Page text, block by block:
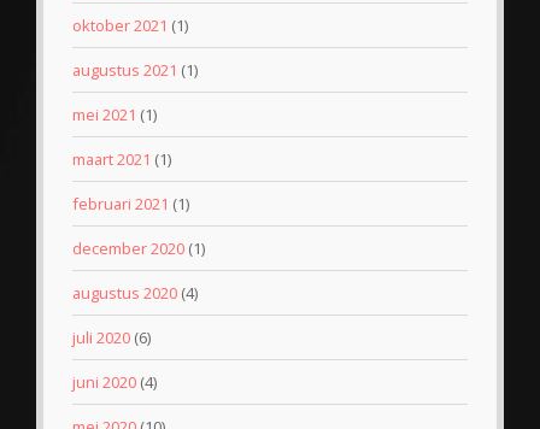
oktober 2021 (1)
augustus 2021 (1)
mei 2021 (1)
maart 2021 (1)
februari 2021 (1)
december 2020 (1)
augustus 2020 (4)
juli 2020 (6)
juni 2020 (4)